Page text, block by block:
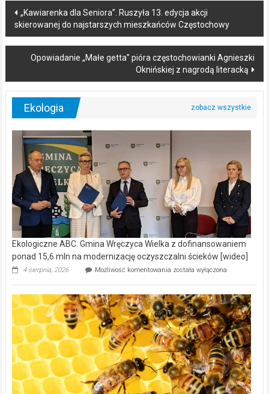
Post
navigation
„Kawiarenka dla Seniora”. Ruszyła 13. edycja akcji
skierowanej do najstarszych mieszkańców Częstochowy
Opowiadanie „Małe getta” pióra częstochowianki Agnieszki
Oknińskiej z nagrodą literacką
Ekologia
Ekologiczne ABC. Gmina Wręczyca Wielka z dofinansowaniem
ponad 15,6 mln na modernizację oczyszczalni ścieków [wideo]
4 sierpnia, 2026 Możliwość komentowania Ekologiczne
Wręczyca
Wielka
z
dofinansowaniem
ponad
15,6
mln
na
modernizację
oczyszczalni
została wyłączona